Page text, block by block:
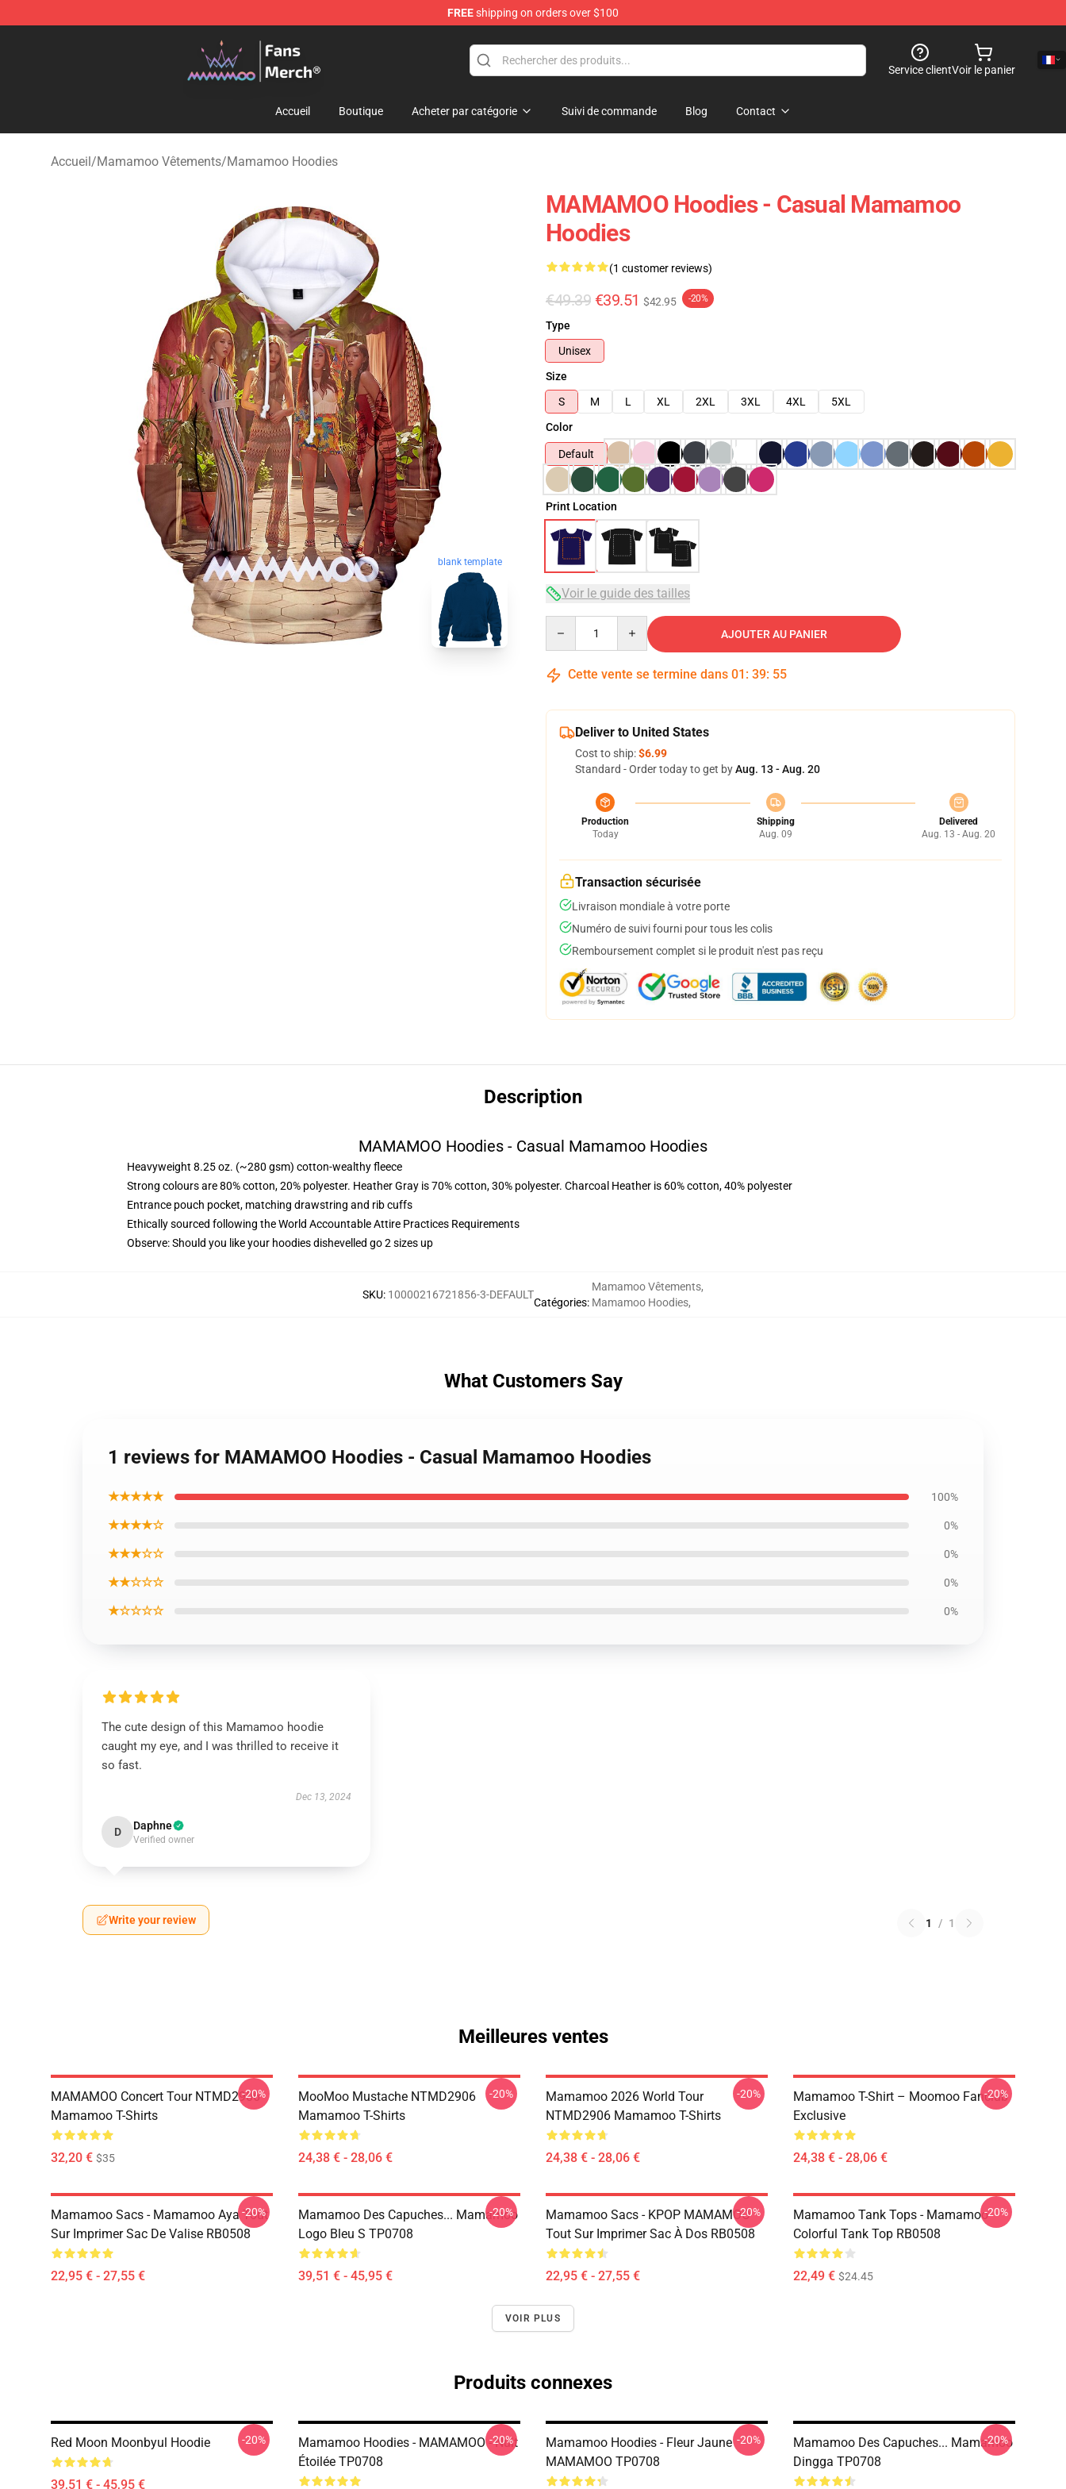
FREEshipping on orders over $100
Mamamoo Store - Official Mamamoo Merchandise Shop
Service clientVoir le panier
Accueil Boutique Acheter par catégorie Suivi de commande Blog Contact
Accueil/Mamamoo Vêtements/Mamamoo Hoodies
blank template
MAMAMOO Hoodies - Casual Mamamoo
Hoodies
(1 customer reviews)
€49.39 €39.51 $42.95 -20%
Type
Unisex
Size
S
M L XL 2XL 3XL 4XL
5XL
Color
Default
Print Location
Voir le guide des tailles
AJOUTER AU PANIER
Cette vente se termine dans 01 : 39: 54
Deliver to United States
Cost to ship:$6.99
Standard - Order today to get byAug. 13 - Aug. 20
Production
Today
Shipping
Aug. 09
Delivered
Aug. 13 - Aug. 20
Transaction sécurisée
Livraison mondiale à votre porte
Numéro de suivi fourni pour tous les colis
Remboursement complet si le produit n'est pas reçu
Description
MAMAMOO Hoodies - Casual Mamamoo Hoodies
Heavyweight 8.25 oz. (~280 gsm) cotton-wealthy fleece
Strong colours are 80% cotton, 20% polyester. Heather Gray is 70% cotton, 30% polyester. Charcoal Heather is 60% cotton, 40% polyester
Entrance pouch pocket, matching drawstring and rib cuffs
Ethically sourced following the World Accountable Attire Practices Requirements
Observe: Should you like your hoodies dishevelled go 2 sizes up
SKU: 10000216721856-3-DEFAULT
Catégories:
Mamamoo Vêtements,
Mamamoo Hoodies,
What Customers Say
1 reviews for MAMAMOO Hoodies - Casual Mamamoo Hoodies
★★★★★ 100%
★★★★☆ 0%
★★★☆☆ 0%
★★☆☆☆ 0%
★☆☆☆☆ 0%
The cute design of this Mamamoo hoodie
caught my eye, and I was thrilled to receive it
so fast.
Dec 13, 2024
D Daphne
Verified owner
Write your review 1 / 1
Meilleures ventes
MAMAMOO Concert Tour NTMD2906
Mamamoo T-Shirts
32,20 € $35
-20%
MooMoo Mustache NTMD2906
Mamamoo T-Shirts
24,38 € - 28,06 €
-20%
Mamamoo 2026 World Tour
NTMD2906 Mamamoo T-Shirts
24,38 € - 28,06 €
-20%
Mamamoo T-Shirt – Moomoo Fanclub
Exclusive
24,38 € - 28,06 €
-20%
Mamamoo Sacs - Mamamoo Aya Tout
Sur Imprimer Sac De Valise RB0508
22,95 € - 27,55 €
-20%
Mamamoo Des Capuches... Mamamoo
Logo Bleu S TP0708
39,51 € - 45,95 €
-20%
Mamamoo Sacs - KPOP MAMAMOO
Tout Sur Imprimer Sac À Dos RB0508
22,95 € - 27,55 €
-20%
Mamamoo Tank Tops - Mamamoo
Colorful Tank Top RB0508
22,49 € $24.45
-20%
VOIR PLUS
Produits connexes
Red Moon Moonbyul Hoodie
39,51 € - 45,95 €
-20%
Mamamoo Hoodies - MAMAMOO - Nuit
Étoilée TP0708
-20%
Mamamoo Hoodies - Fleur Jaune
MAMAMOO TP0708
-20%
Mamamoo Des Capuches... Mamamoo
Dingga TP0708
-20%